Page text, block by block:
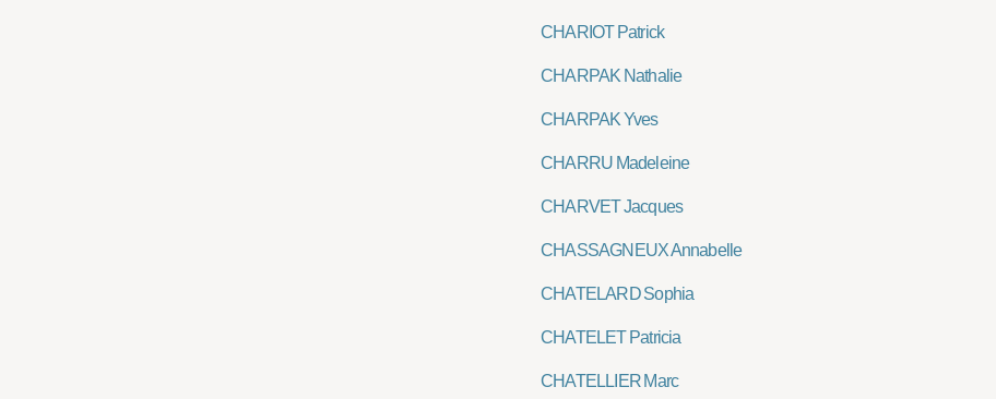
CHARIOT Patrick
CHARPAK Nathalie
CHARPAK Yves
CHARRU Madeleine
CHARVET Jacques
CHASSAGNEUX Annabelle
CHATELARD Sophia
CHATELET Patricia
CHATELLIER Marc